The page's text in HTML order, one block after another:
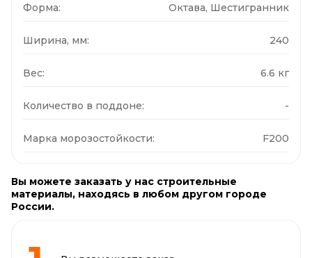
Форма: Октава, Шестигранник
Ширина, мм: 240
Вес: 6.6 кг
Количество в поддоне: -
Марка морозостойкости: F200
Вы можете заказать у нас строительные
материалы, находясь в любом другом городе
России.